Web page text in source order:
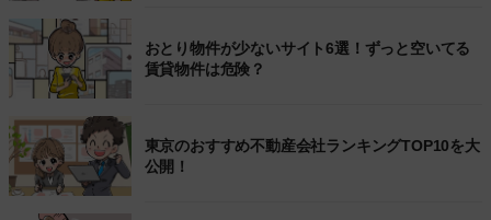
おとり物件が少ないサイト6選！ずっと空いてる
賃貸物件は危険？
東京のおすすめ不動産会社ランキングTOP10を大
公開！